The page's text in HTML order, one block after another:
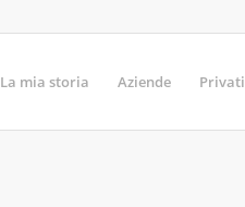
La mia storia Aziende Privati